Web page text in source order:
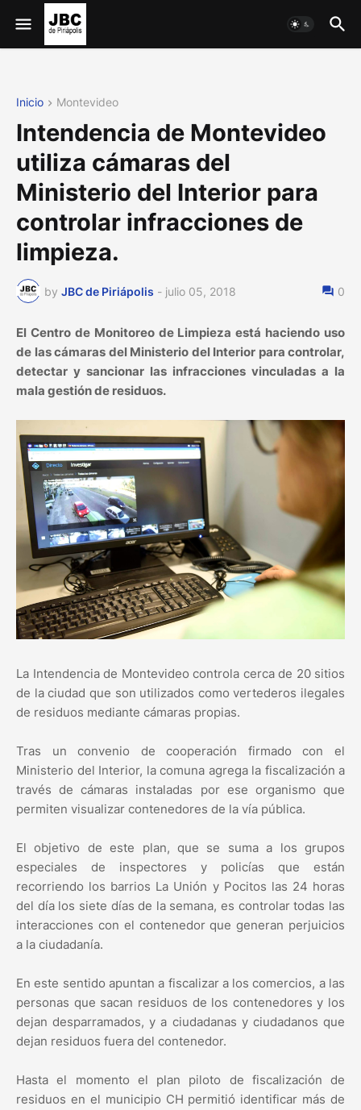
Inicio Montevideo
Intendencia de Montevideo
utiliza cámaras del
Ministerio del Interior para
controlar infracciones de
limpieza.
by JBC de Piriápolis - julio 05, 2018 0
El Centro de Monitoreo de Limpieza está haciendo uso
de las cámaras del Ministerio del Interior para controlar,
detectar y sancionar las infracciones vinculadas a la
mala gestión de residuos.
La Intendencia de Montevideo controla cerca de 20 sitios
de la ciudad que son utilizados como vertederos ilegales
de residuos mediante cámaras propias.
Tras un convenio de cooperación firmado con el
Ministerio del Interior, la comuna agrega la fiscalización a
través de cámaras instaladas por ese organismo que
permiten visualizar contenedores de la vía pública.
El objetivo de este plan, que se suma a los grupos
especiales de inspectores y policías que están
recorriendo los barrios La Unión y Pocitos las 24 horas
del día los siete días de la semana, es controlar todas las
interacciones con el contenedor que generan perjuicios
a la ciudadanía.
En este sentido apuntan a fiscalizar a los comercios, a las
personas que sacan residuos de los contenedores y los
dejan desparramados, y a ciudadanas y ciudadanos que
dejan residuos fuera del contenedor.
Hasta el momento el plan piloto de fiscalización de
residuos en el municipio CH permitió identificar más de